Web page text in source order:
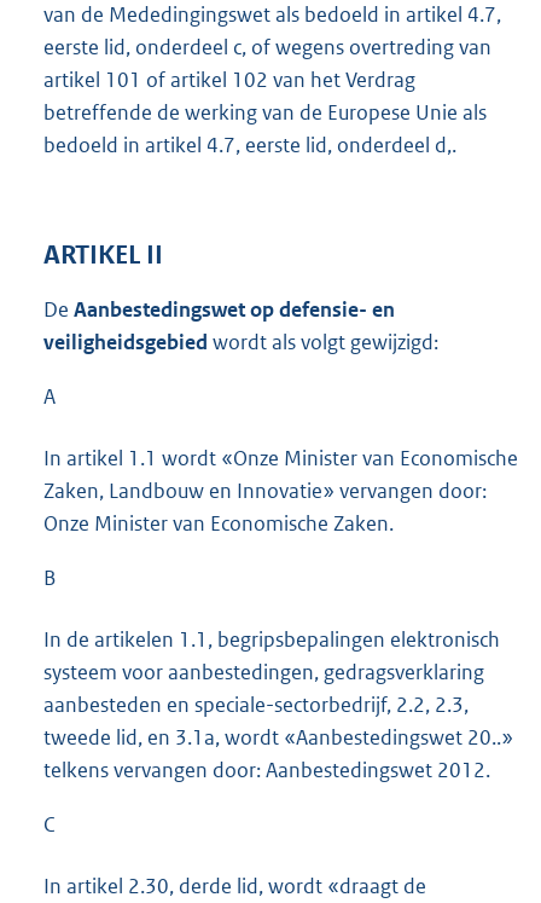
van de Mededingingswet als bedoeld in artikel 4.7,
eerste lid, onderdeel c, of wegens overtreding van
artikel 101 of artikel 102 van het Verdrag
betreffende de werking van de Europese Unie als
bedoeld in artikel 4.7, eerste lid, onderdeel d,.
ARTIKEL II
De Aanbestedingswet op defensie- en
veiligheidsgebied wordt als volgt gewijzigd:
A
In artikel 1.1 wordt «Onze Minister van Economische
Zaken, Landbouw en Innovatie» vervangen door:
Onze Minister van Economische Zaken.
B
In de artikelen 1.1, begripsbepalingen elektronisch
systeem voor aanbestedingen, gedragsverklaring
aanbesteden en speciale-sectorbedrijf, 2.2, 2.3,
tweede lid, en 3.1a, wordt «Aanbestedingswet 20..»
telkens vervangen door: Aanbestedingswet 2012.
C
In artikel 2.30, derde lid, wordt «draagt de